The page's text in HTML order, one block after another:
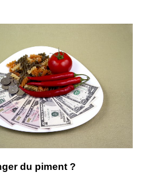
du piment ?